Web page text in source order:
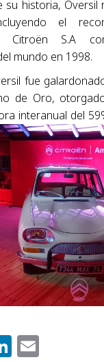
su historia, Oversil
el
Citroën S.A
mundo en 1998.
fue
de Oro,
interanual del
LinkedIn
Email